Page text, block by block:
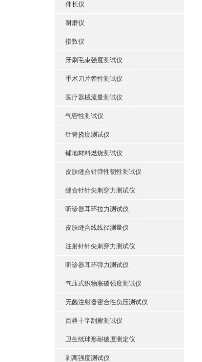
伸长仪
耐磨仪
指数仪
牙刷毛束强度测试仪
手术刀片弹性测试仪
医疗器械流量测试仪
气密性测试仪
针管挠度测试仪
铺地材料燃烧测试仪
皮肤缝合针弹性韧性测试仪
缝合针针尖刺穿力测试仪
听诊器耳环拉力测试仪
皮肤缝合线线径测量仪
注射针针尖刺穿力测试仪
听诊器耳环弹力测试仪
气压式织物胀破强度测试仪
无菌注射器密合性负压测试仪
百格十字刮擦测试仪
卫生纸球形耐破度测定仪
剥离强度测试仪